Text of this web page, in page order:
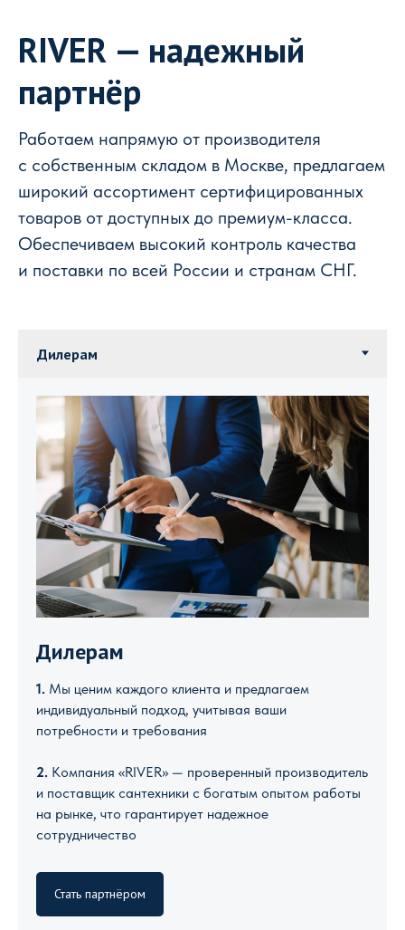
RIVER — надежный
партнёр
Работаем напрямую от производителя
с собственным складом в Москве, предлагаем
широкий ассортимент сертифицированных
товаров от доступных до премиум-класса.
Обеспечиваем высокий контроль качества
и поставки по всей России и странам СНГ.
Дилерам
1. Мы ценим каждого клиента и предлагаем
индивидуальный подход, учитывая ваши
потребности и требования
2. Компания «RIVER» — проверенный производитель
и поставщик сантехники с богатым опытом работы
на рынке, что гарантирует надежное
сотрудничество
Стать партнёром